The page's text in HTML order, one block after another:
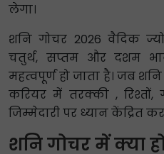
लेगा।
शनि गोचर 2026 वैदिक
चतुर्थ, सप्तम और दशम
महत्वपूर्ण हो जाता है। जब
करियर में तरक्की ,
जिम्मेदारी पर ध्यान केंद्रित
शनि गोचर में क्या